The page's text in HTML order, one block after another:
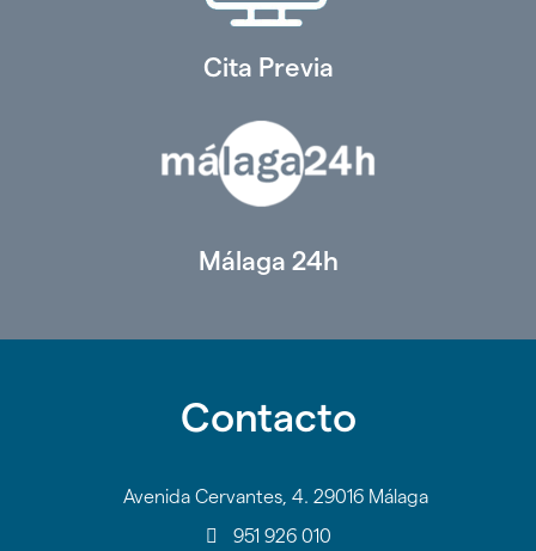
Cita Previa
Málaga 24h
Contacto
Avenida Cervantes, 4. 29016 Málaga
951 926 010